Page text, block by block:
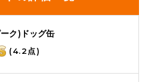
ク)ドッグ缶
(4.2点)